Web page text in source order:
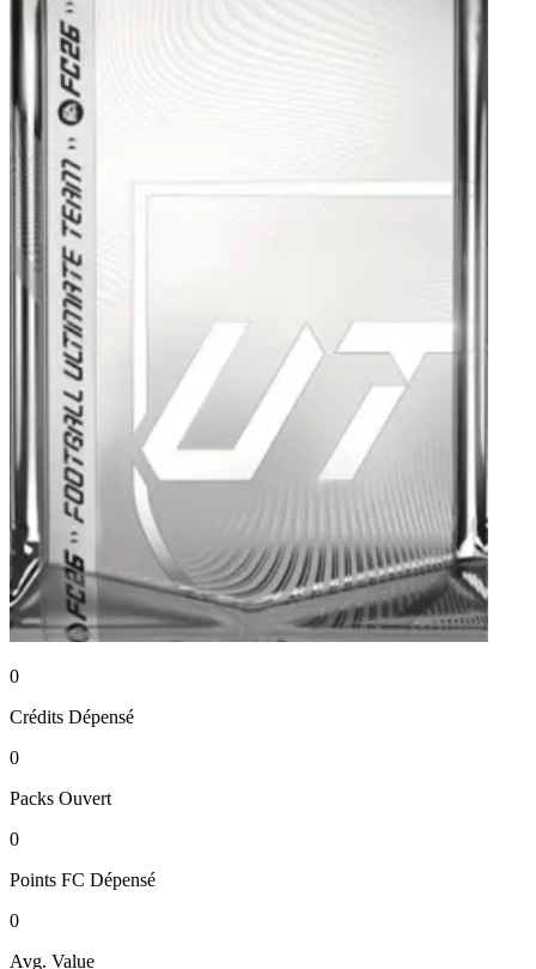
0
Crédits Dépensé
0
Packs Ouvert
0
Points FC Dépensé
0
Avg. Value